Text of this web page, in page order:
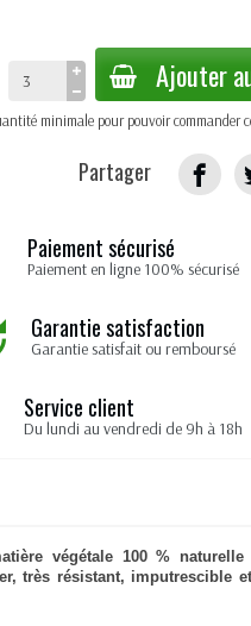
Ajouter
minimale pour pouvoir commander
Partager
Paiement sécurisé
Paiement en ligne 100% sécurisé
Garantie satisfaction
Garantie satisfait ou remboursé
Service client
Du lundi au vendredi de 9h à 18h
végétale 100 %
très résistant, imputrescible